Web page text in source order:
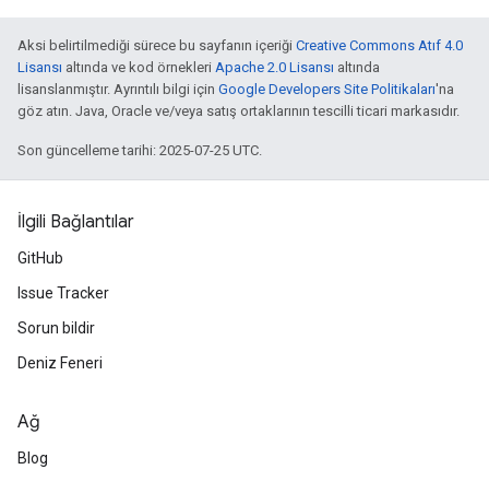
Aksi belirtilmediği sürece bu sayfanın içeriği Creative Commons Atıf 4.0
Lisansı altında ve kod örnekleri Apache 2.0 Lisansı altında
lisanslanmıştır. Ayrıntılı bilgi için Google Developers Site Politikaları'na
göz atın. Java, Oracle ve/veya satış ortaklarının tescilli ticari markasıdır.
Son güncelleme tarihi: 2025-07-25 UTC.
İlgili Bağlantılar
GitHub
Issue Tracker
Sorun bildir
Deniz Feneri
Ağ
Blog